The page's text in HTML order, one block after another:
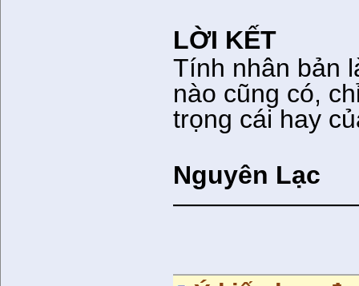
LỜI KẾT
Tính nhân bản
nào cũng có,
trọng cái hay
Nguyên Lạc